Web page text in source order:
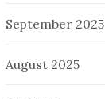
September 2025
August 2025